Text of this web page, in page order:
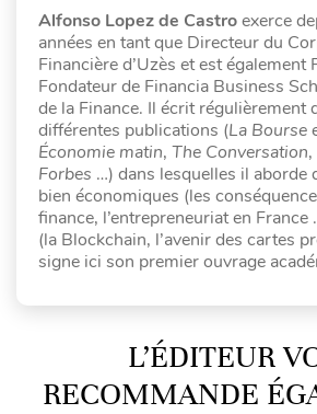
Alfonso Lopez de Castroexerce
années en tant que Directeur du
Financière d’Uzès et est également
Fondateur de Financia Business
de la Finance. Il écrit régulièrement
différentes publications (La Bourse
Économie matin, The Conversation,
Forbes …) dans lesquelles il aborde
bien économiques (les
finance, l’entrepreneuriat en
(la Blockchain, l’avenir des cartes
signe ici son premier ouvrage
L’ÉDITEUR
RECOMMANDE